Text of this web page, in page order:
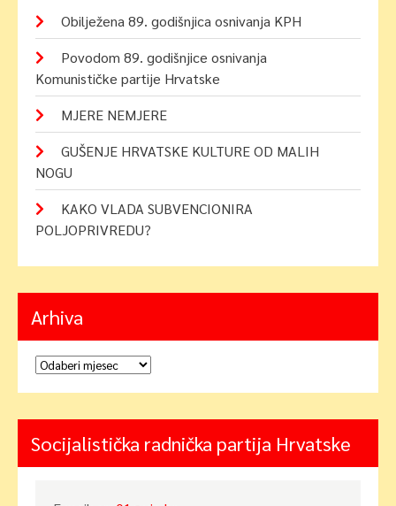
Obilježena 89. godišnjica osnivanja KPH
Povodom 89. godišnjice osnivanja
Komunističke partije Hrvatske
MJERE NEMJERE
GUŠENJE HRVATSKE KULTURE OD MALIH
NOGU
KAKO VLADA SUBVENCIONIRA
POLJOPRIVREDU?
Arhiva
Arhiva
Socijalistička radnička partija Hrvatske